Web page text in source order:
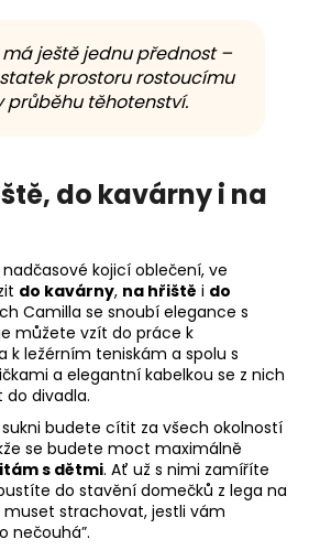
ještě jednu přednost –
prostoru rostoucímu
průběhu těhotenství.
do kavárny i na
kojicí oblečení, ve
do kavárny, na hřiště i do
Camilla se snoubí elegance s
můžete vzít do práce k
k ležérním teniskám a spolu s
a elegantní kabelkou se z nich
divadla.
budete cítit za všech okolností
se budete moct maximálně
s dětmi. Ať už s nimi zamíříte
do stavění domečků z lega na
strachovat, jestli vám
nečouhá”.